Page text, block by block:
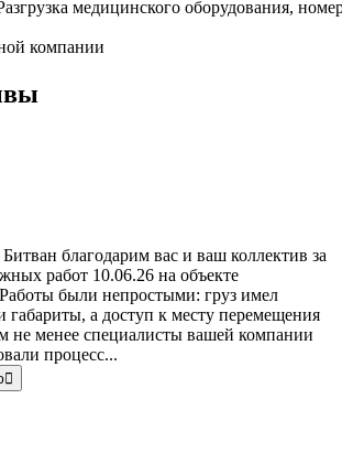
компании
благодарим вас и ваш коллектив за
работ 10.06.26 на объекте
были непростыми: груз имел
габариты, а доступ к месту перемещения
не менее специалисты вашей компании
процесс...